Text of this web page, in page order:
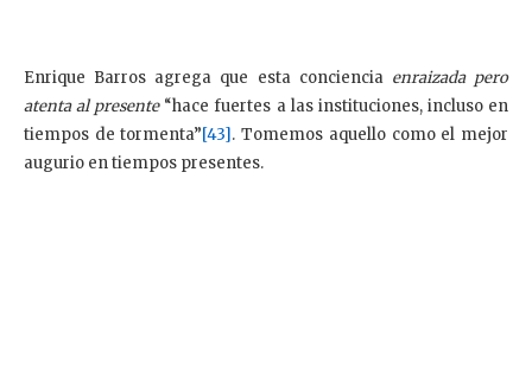
Enrique Barros agrega que esta conciencia enraizada pero
atenta al presente“hace fuertes a las instituciones, incluso en
tiempos de tormenta”[43]. Tomemos aquello como el mejor
augurio en tiempos presentes.